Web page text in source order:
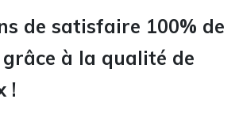
de satisfaire 100% de
à la qualité de
!